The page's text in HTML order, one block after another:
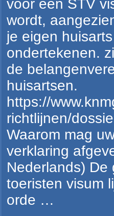
voor een STV
wordt,
je eigen
ondertekenen.
de
huisartsen.
https://
richtlijnen/
Waarom mag
verklaring
Nederlands)
toeristen visum
orde …